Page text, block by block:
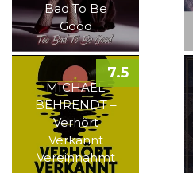
Bad To Be
Good
MICHAEL
BEHRENDT –
Verhört
Verkannt
Vereinnahmt
7.5